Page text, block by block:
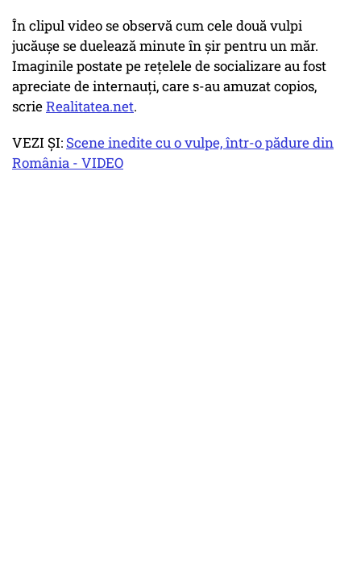
În clipul video se observă cum cele două vulpi
jucăuşe se duelează minute în șir pentru un măr.
Imaginile postate pe rețelele de socializare au fost
apreciate de internauți, care s-au amuzat copios,
scrieRealitatea.net.
VEZI ȘI: Scene inedite cu o vulpe, într-o pădure din
România - VIDEO